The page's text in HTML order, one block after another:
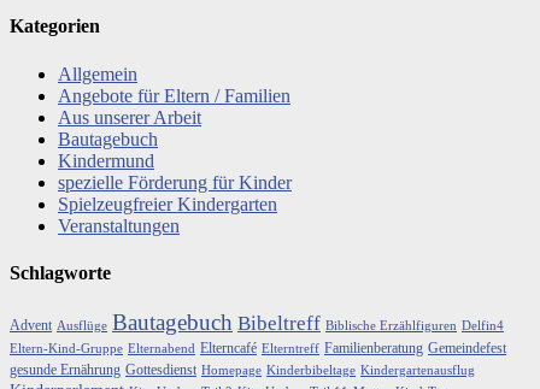
Kategorien
Allgemein
Angebote für Eltern / Familien
Aus unserer Arbeit
Bautagebuch
Kindermund
spezielle Förderung für Kinder
Spielzeugfreier Kindergarten
Veranstaltungen
Schlagworte
Advent Ausflüge Bautagebuch Bibeltreff Biblische Erzählfiguren Delfin4
Eltern-Kind-Gruppe Elternabend Elterncafé Elterntreff Familienberatung Gemeindefest
gesunde Ernährung Gottesdienst Homepage Kinderbibeltage Kindergartenausflug